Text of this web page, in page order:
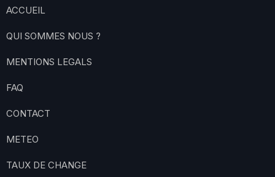
ACCUEIL
QUI SOMMES NOUS ?
MENTIONS LEGALS
FAQ
CONTACT
METEO
TAUX DE CHANGE